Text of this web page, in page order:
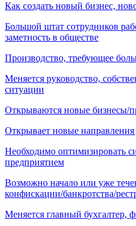
Как создать новый бизнес,
Большой штат сотрудников
заметность в обществе
Производство, требующее
Меняется руководство,
ситуации
Открываются новые бизнесы/
Открывает новые направления
Необходимо оптимизировать
предприятием
Возможно начало или уже
конфискации/банкротства/
Меняется главный бухгалтер,